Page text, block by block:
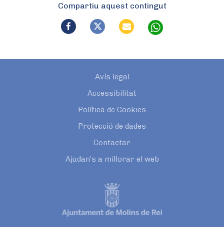
Compartiu aquest contingut
Avís legal
Accessibilitat
Política de Cookies
Protecció de dades
Contactar
Ajudan’s a millorar el web